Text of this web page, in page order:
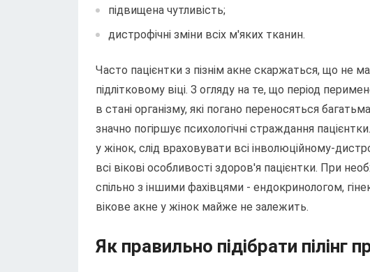
підвищена чутливість;
дистрофічні зміни всіх м'яких тканин.
Часто пацієнтки з пізнім акне скаржаться, що не
підлітковому віці. З огляду на те, що період
в стані організму, які погано переносяться
значно погіршує психологічні страждання
у жінок, слід враховувати всі інволюційному-
всі вікові особливості здоров'я пацієнтки. При
спільно з іншими фахівцями - ендокринологом,
вікове акне у жінок майже не залежить.
Як правильно підібрати пілінг